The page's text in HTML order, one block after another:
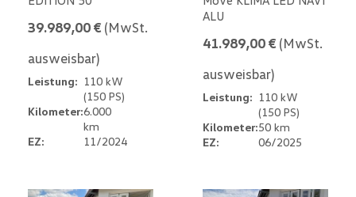
39.989,00 € (MwSt.
ausweisbar)
Leistung: 110 kW
(150 PS)
Kilometer:6.000
km
EZ:
11/2024
ALU
41.989,00 € (MwSt.
ausweisbar)
Leistung: 110 kW
(150 PS)
Kilometer:50 km
EZ:
06/2025